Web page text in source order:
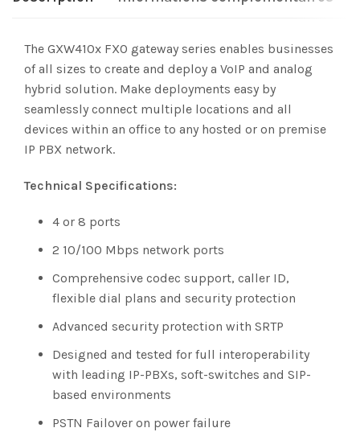
The GXW410x FXO gateway series enables businesses
of all sizes to create and deploy a VoIP and analog
hybrid solution. Make deployments easy by
seamlessly connect multiple locations and all
devices within an office to any hosted or on premise
IP PBX network.
Technical Specifications:
4 or 8 ports
2 10/100 Mbps network ports
Comprehensive codec support, caller ID,
flexible dial plans and security protection
Advanced security protection with SRTP
Designed and tested for full interoperability
with leading IP-PBXs, soft-switches and SIP-
based environments
PSTN Failover on power failure